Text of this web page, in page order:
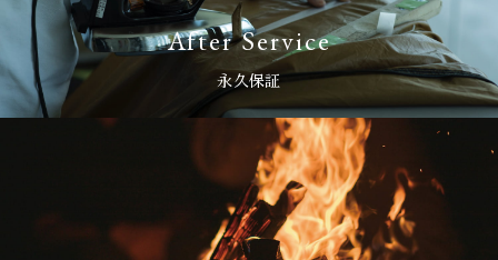
After Service
永久保証